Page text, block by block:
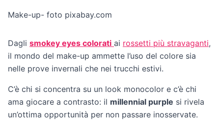
Make-up- foto pixabay.com
Dagli smokey eyes colorati ai rossetti più stravaganti,
il mondo del make-up ammette l’uso del colore sia
nelle prove invernali che nei trucchi estivi.
C’è chi si concentra su un look monocolor e c’è chi
ama giocare a contrasto: il millennial purple si rivela
un’ottima opportunità per non passare inosservate.